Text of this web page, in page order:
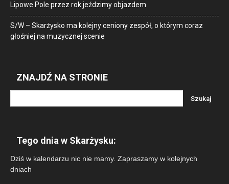
Lipowe Pole przez rok jeździmy objazdem
S/W – Skarżysko ma kolejny ceniony zespół, o którym coraz
głośniej na muzycznej scenie
ZNAJDŹ NA STRONIE
Tego dnia w Skarżysku:
Dziś w kalendarzu nic nie mamy. Zapraszamy w kolejnych
dniach